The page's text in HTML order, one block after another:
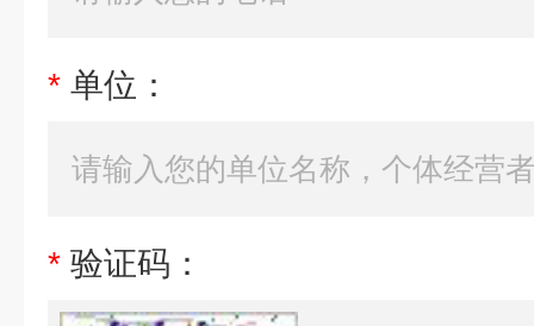
* 单位：
* 验证码：